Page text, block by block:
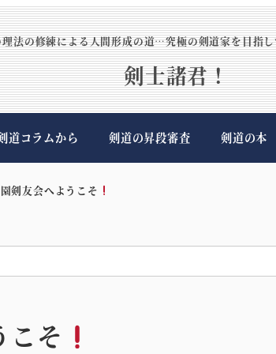
法の修練による人間形成の道…究極の剣道家を目指
剣士諸君！
道コラムから 剣道の昇段審査 剣道の本
剣友会へようこそ
こそ